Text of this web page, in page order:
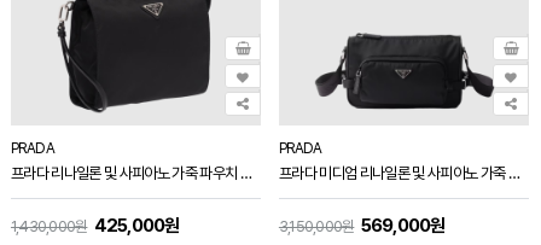
PRADA
프라다 리나일론 및 사피아노 가죽 파우치 블랙 2NE789
1,430,000원 425,000원
PRADA
프라다 미디엄 리나일론 및 사피아노 가죽 숄더백 블랙 2VH192
3,150,000원 569,000원